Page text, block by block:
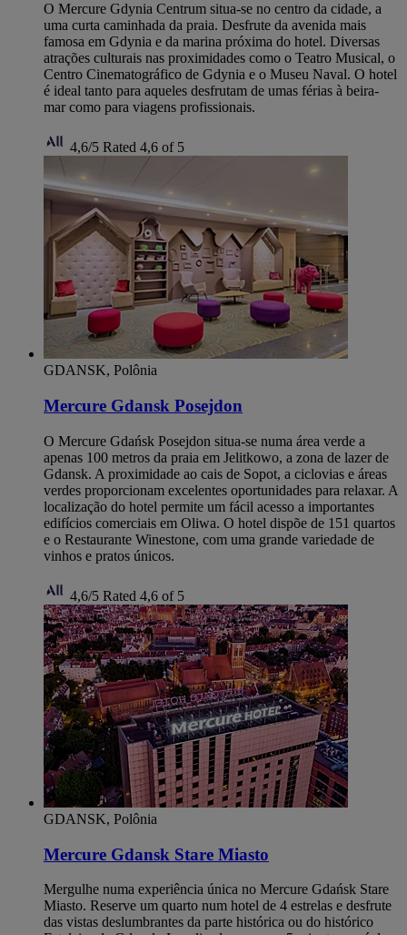
O Mercure Gdynia Centrum situa-se no centro da cidade, a
uma curta caminhada da praia. Desfrute da avenida mais
famosa em Gdynia e da marina próxima do hotel. Diversas
atrações culturais nas proximidades como o Teatro Musical, o
Centro Cinematográfico de Gdynia e o Museu Naval. O hotel
é ideal tanto para aqueles desfrutam de umas férias à beira-
mar como para viagens profissionais.
4,6/5 Rated 4,6 of 5
GDANSK, Polônia
Mercure Gdansk Posejdon
O Mercure Gdańsk Posejdon situa-se numa área verde a
apenas 100 metros da praia em Jelitkowo, a zona de lazer de
Gdansk. A proximidade ao cais de Sopot, a ciclovias e áreas
verdes proporcionam excelentes oportunidades para relaxar. A
localização do hotel permite um fácil acesso a importantes
edifícios comerciais em Oliwa. O hotel dispõe de 151 quartos
e o Restaurante Winestone, com uma grande variedade de
vinhos e pratos únicos.
4,6/5 Rated 4,6 of 5
GDANSK, Polônia
Mercure Gdansk Stare Miasto
Mergulhe numa experiência única no Mercure Gdańsk Stare
Miasto. Reserve um quarto num hotel de 4 estrelas e desfrute
das vistas deslumbrantes da parte histórica ou do histórico